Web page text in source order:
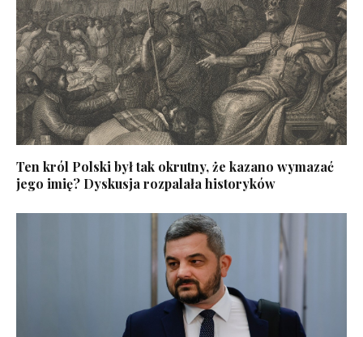
Ten król Polski był tak okrutny, że kazano wymazać
jego imię? Dyskusja rozpalała historyków